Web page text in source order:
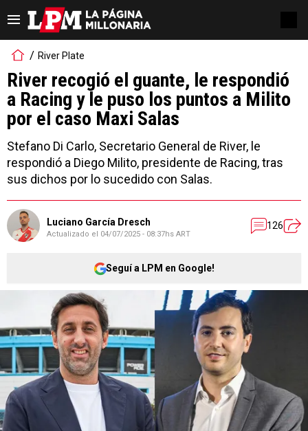
River Plate
River recogió el guante, le respondió
a Racing y le puso los puntos a Milito
por el caso Maxi Salas
Stefano Di Carlo, Secretario General de River, le
respondió a Diego Milito, presidente de Racing, tras
sus dichos por lo sucedido con Salas.
Luciano García Dresch
Actualizado el 04/07/2025 - 08:37hs ART
126
Seguí a LPM en Google!